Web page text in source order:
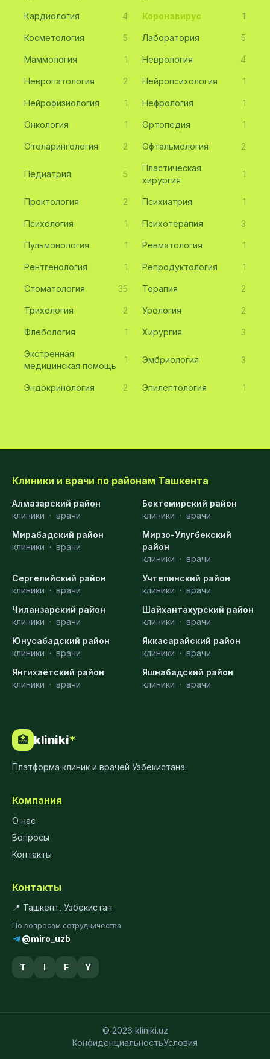
Кардиология 4 Коронавирус 1
Косметология 5 Лаборатория 5
Маммология 1 Неврология 4
Невропатология 2 Нейропсихология 1
Нейрофизиология 1 Нефрология 1
Онкология 1 Ортопедия 1
Отоларингология 2 Офтальмология 2
Педиатрия 5
Пластическая
хирургия
1
Проктология 2 Психиатрия 1
Психология 1 Психотерапия 3
Пульмонология 1 Ревматология 1
Рентгенология 1 Репродуктология 1
Стоматология 35 Терапия 2
Трихология 2 Урология 2
Флебология 1 Хирургия 3
Экстренная
медицинская помощь
1 Эмбриология 3
Эндокринология 2 Эпилептология 1
Клиники и врачи по районам Ташкента
Алмазарский район
клиники · врачи
Бектемирский район
клиники · врачи
Мирабадский район
клиники · врачи
Мирзо-Улугбекский
район
клиники · врачи
Сергелийский район
клиники · врачи
Учтепинский район
клиники · врачи
Чиланзарский район
клиники · врачи
Шайхантахурский район
клиники · врачи
Юнусабадский район
клиники · врачи
Яккасарайский район
клиники · врачи
Янгихаётский район
клиники · врачи
Яшнабадский район
клиники · врачи
🏥 kliniki*
Платформа клиник и врачей Узбекистана.
Компания
О нас
Вопросы
Контакты
Контакты
📍 Ташкент, Узбекистан
По вопросам сотрудничества
@miro_uzb
T I F Y
© 2026 kliniki.uz
КонфиденциальностьУсловия